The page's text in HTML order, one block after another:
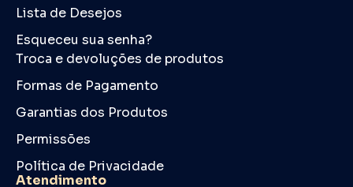
Lista de Desejos
Esqueceu sua senha?
Troca e devoluções de produtos
Formas de Pagamento
Garantias dos Produtos
Permissões
Política de Privacidade
Atendimento